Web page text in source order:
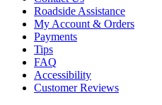
Roadside Assistance
My Account & Orders
Payments
Tips
FAQ
Accessibility
Customer Reviews